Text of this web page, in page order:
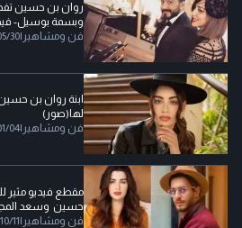
روان بن حسين
وبسمة بوسيل-
فن ومشاهير |
30
ابنة روان بن
لها(صور)
فن ومشاهير |
04
مقطع فيديو مثير
حسين وسعد
فن ومشاهير |
11